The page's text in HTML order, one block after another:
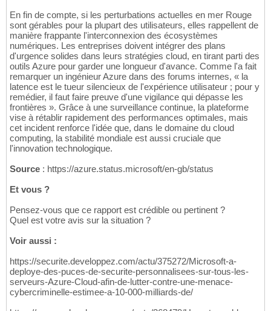
En fin de compte, si les perturbations actuelles en mer Rouge
sont gérables pour la plupart des utilisateurs, elles rappellent de
manière frappante l'interconnexion des écosystèmes
numériques. Les entreprises doivent intégrer des plans
d'urgence solides dans leurs stratégies cloud, en tirant parti des
outils Azure pour garder une longueur d'avance. Comme l'a fait
remarquer un ingénieur Azure dans des forums internes, « la
latence est le tueur silencieux de l'expérience utilisateur ; pour y
remédier, il faut faire preuve d'une vigilance qui dépasse les
frontières ». Grâce à une surveillance continue, la plateforme
vise à rétablir rapidement des performances optimales, mais
cet incident renforce l'idée que, dans le domaine du cloud
computing, la stabilité mondiale est aussi cruciale que
l'innovation technologique.
Source : https://azure.status.microsoft/en-gb/status
Et vous ?
Pensez-vous que ce rapport est crédible ou pertinent ?
Quel est votre avis sur la situation ?
Voir aussi :
https://securite.developpez.com/actu/375272/Microsoft-a-
deploye-des-puces-de-securite-personnalisees-sur-tous-les-
serveurs-Azure-Cloud-afin-de-lutter-contre-une-menace-
cybercriminelle-estimee-a-10-000-milliards-de/